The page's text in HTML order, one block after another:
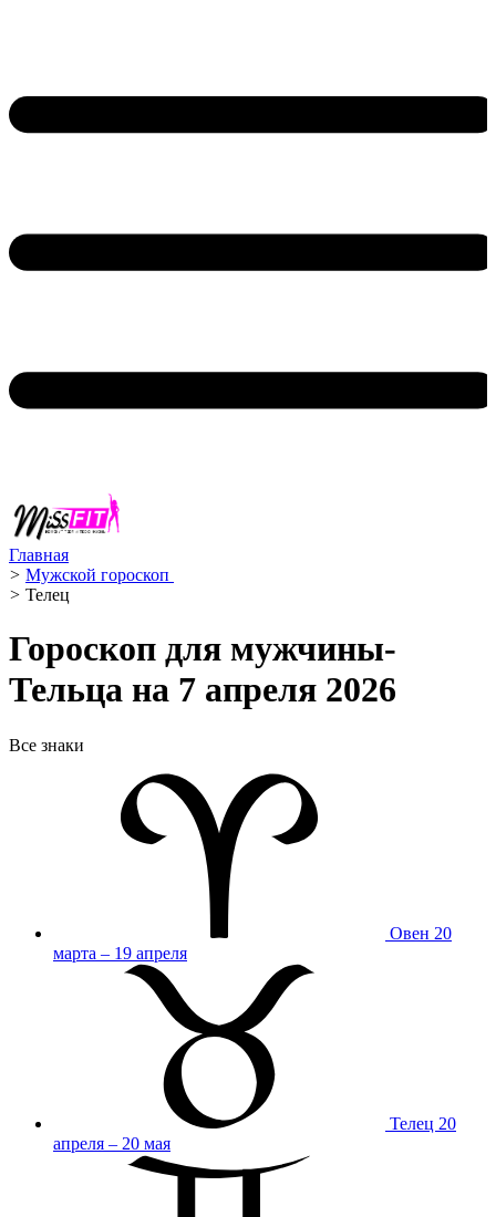
Главная
> Мужской гороскоп ️
> Телец ️
Гороскоп для мужчины-
Тельца на 7 апреля 2026
Все знаки
Овен 20
марта – 19 апреля
Телец 20
апреля – 20 мая